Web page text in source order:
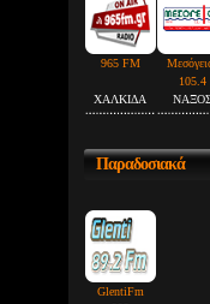
965 FM
ΧΑΛΚΙΔΑ
105.4
Παραδοσιακά
GlentiFm